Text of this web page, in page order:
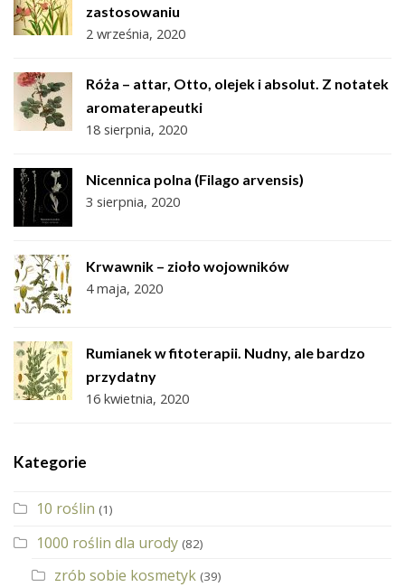
zastosowaniu
2 września, 2020
Róża – attar, Otto, olejek i absolut. Z notatek
aromaterapeutki
18 sierpnia, 2020
Nicennica polna (Filago arvensis)
3 sierpnia, 2020
Krwawnik – zioło wojowników
4 maja, 2020
Rumianek w fitoterapii. Nudny, ale bardzo
przydatny
16 kwietnia, 2020
Kategorie
10 roślin (1)
1000 roślin dla urody (82)
zrób sobie kosmetyk (39)